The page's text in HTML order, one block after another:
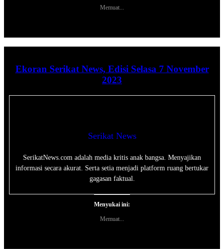
Memuat...
Ekoran Serikat News, Edisi Selasa 7 November
2023
Serikat News
SerikatNews.com adalah media kritis anak bangsa. Menyajikan
informasi secara akurat. Serta setia menjadi platform ruang bertukar
gagasan faktual.
Menyukai ini:
Memuat...